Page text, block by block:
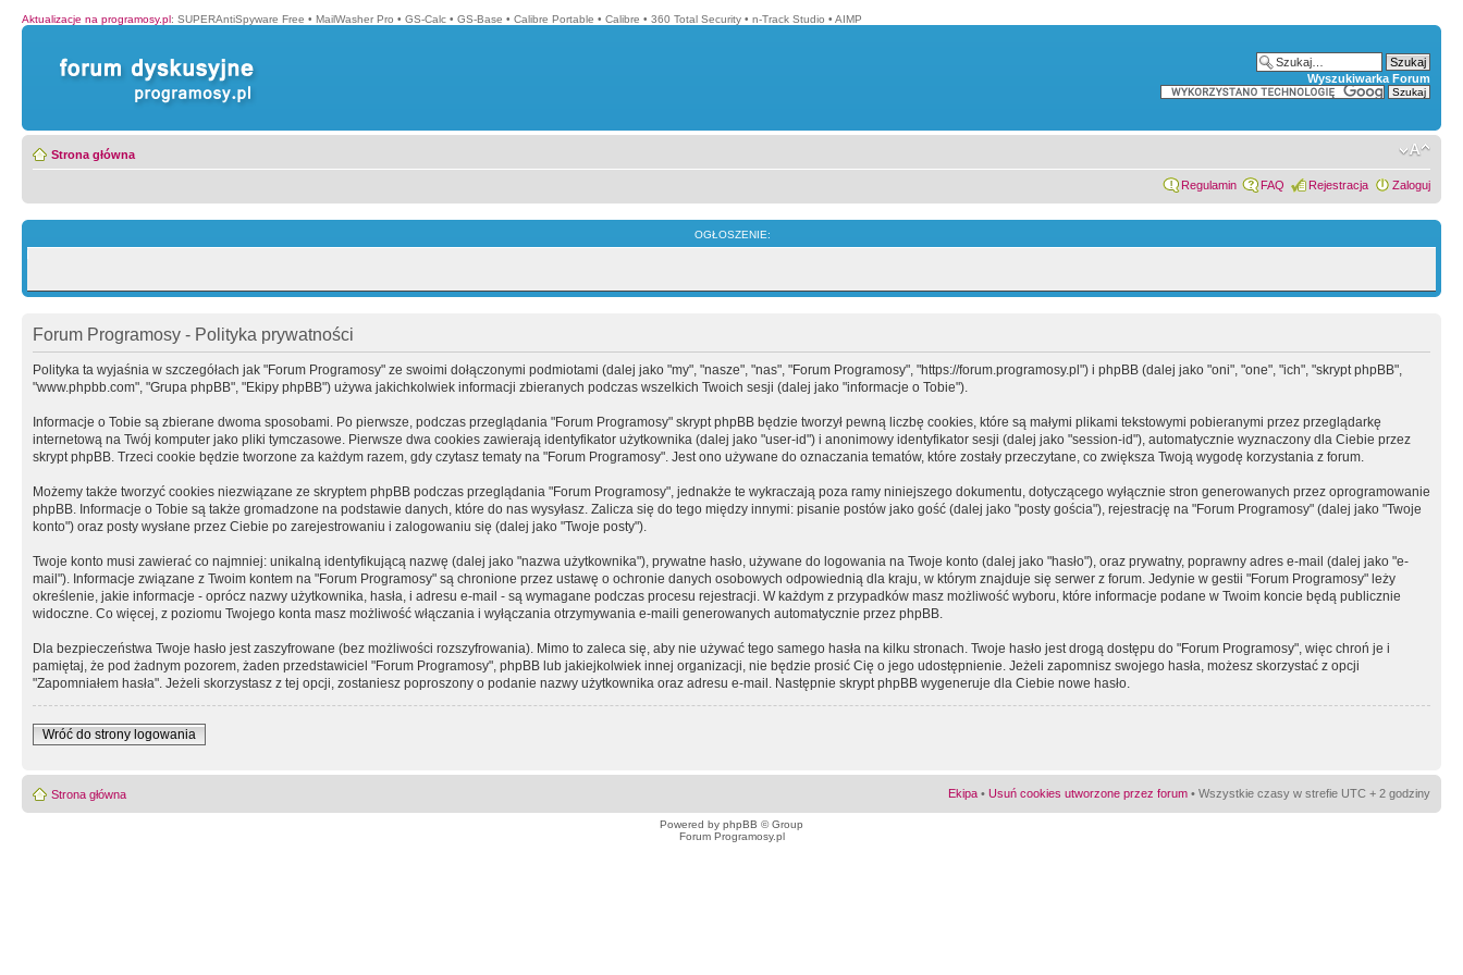
Aktualizacje na programosy.pl: SUPERAntiSpyware Free • MailWasher Pro • GS-Calc • GS-Base • Calibre Portable • Calibre • 360 Total Security • n-Track Studio • AIMP
Wyszukiwarka Forum
Strona główna
Regulamin FAQ Rejestracja Zaloguj
OGŁOSZENIE:
Forum Programosy - Polityka prywatności
Polityka ta wyjaśnia w szczegółach jak "Forum Programosy" ze swoimi dołączonymi podmiotami (dalej jako "my", "nasze", "nas", "Forum Programosy", "https://forum.programosy.pl") i phpBB (dalej jako "oni", "one", "ich", "skrypt phpBB",
"www.phpbb.com", "Grupa phpBB", "Ekipy phpBB") używa jakichkolwiek informacji zbieranych podczas wszelkich Twoich sesji (dalej jako "informacje o Tobie").
Informacje o Tobie są zbierane dwoma sposobami. Po pierwsze, podczas przeglądania "Forum Programosy" skrypt phpBB będzie tworzył pewną liczbę cookies, które są małymi plikami tekstowymi pobieranymi przez przeglądarkę
internetową na Twój komputer jako pliki tymczasowe. Pierwsze dwa cookies zawierają identyfikator użytkownika (dalej jako "user-id") i anonimowy identyfikator sesji (dalej jako "session-id"), automatycznie wyznaczony dla Ciebie przez
skrypt phpBB. Trzeci cookie będzie tworzone za każdym razem, gdy czytasz tematy na "Forum Programosy". Jest ono używane do oznaczania tematów, które zostały przeczytane, co zwiększa Twoją wygodę korzystania z forum.
Możemy także tworzyć cookies niezwiązane ze skryptem phpBB podczas przeglądania "Forum Programosy", jednakże te wykraczają poza ramy niniejszego dokumentu, dotyczącego wyłącznie stron generowanych przez oprogramowanie
phpBB. Informacje o Tobie są także gromadzone na podstawie danych, które do nas wysyłasz. Zalicza się do tego między innymi: pisanie postów jako gość (dalej jako "posty gościa"), rejestrację na "Forum Programosy" (dalej jako "Twoje
konto") oraz posty wysłane przez Ciebie po zarejestrowaniu i zalogowaniu się (dalej jako "Twoje posty").
Twoje konto musi zawierać co najmniej: unikalną identyfikującą nazwę (dalej jako "nazwa użytkownika"), prywatne hasło, używane do logowania na Twoje konto (dalej jako "hasło"), oraz prywatny, poprawny adres e-mail (dalej jako "e-
mail"). Informacje związane z Twoim kontem na "Forum Programosy" są chronione przez ustawę o ochronie danych osobowych odpowiednią dla kraju, w którym znajduje się serwer z forum. Jedynie w gestii "Forum Programosy" leży
określenie, jakie informacje - oprócz nazwy użytkownika, hasła, i adresu e-mail - są wymagane podczas procesu rejestracji. W każdym z przypadków masz możliwość wyboru, które informacje podane w Twoim koncie będą publicznie
widoczne. Co więcej, z poziomu Twojego konta masz możliwość włączania i wyłączania otrzymywania e-maili generowanych automatycznie przez phpBB.
Dla bezpieczeństwa Twoje hasło jest zaszyfrowane (bez możliwości rozszyfrowania). Mimo to zaleca się, aby nie używać tego samego hasła na kilku stronach. Twoje hasło jest drogą dostępu do "Forum Programosy", więc chroń je i
pamiętaj, że pod żadnym pozorem, żaden przedstawiciel "Forum Programosy", phpBB lub jakiejkolwiek innej organizacji, nie będzie prosić Cię o jego udostępnienie. Jeżeli zapomnisz swojego hasła, możesz skorzystać z opcji
"Zapomniałem hasła". Jeżeli skorzystasz z tej opcji, zostaniesz poproszony o podanie nazwy użytkownika oraz adresu e-mail. Następnie skrypt phpBB wygeneruje dla Ciebie nowe hasło.
Wróć do strony logowania
Strona główna Ekipa • Usuń cookies utworzone przez forum • Wszystkie czasy w strefie UTC + 2 godziny
Powered by phpBB © Group
Forum Programosy.pl